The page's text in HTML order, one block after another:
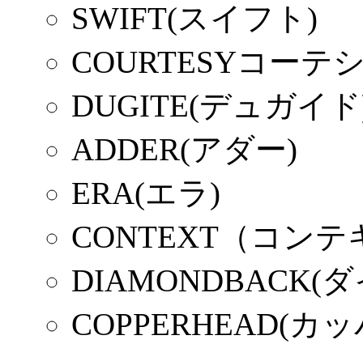
SWIFT(スイフト)
COURTESYコーテ
DUGITE(デュガイ
ADDER(アダー)
ERA(エラ)
CONTEXT（コンテ
DIAMONDBACK(
COPPERHEAD(カ